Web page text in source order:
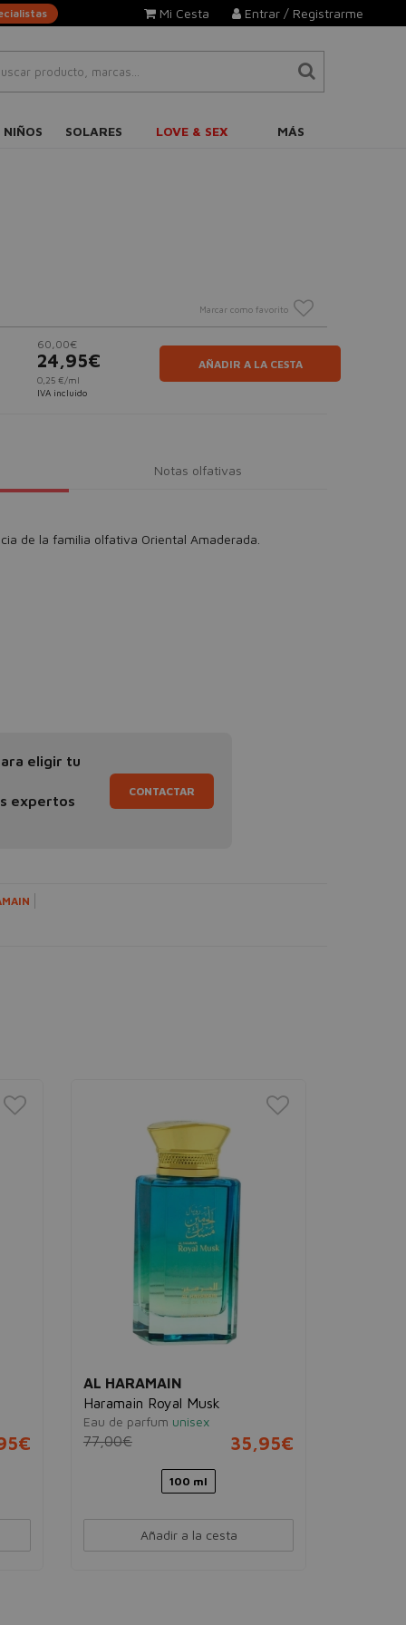
Entrar / Registrarme
Mi Cesta
NIÑOS SOLARES LOVE & SEX MÁS
Marcar como favorito
60,00€
24,95€
0,25 €/ml
IVA incluido
AÑADIR A LA CESTA
Notas olfativas
de la familia olfativa Oriental Amaderada.
eligir tu
expertos
CONTACTAR
AL HARAMAIN
Haramain Royal Musk
Eau de parfum unisex
77,00€ 35,95€
100 ml
Añadir a la cesta